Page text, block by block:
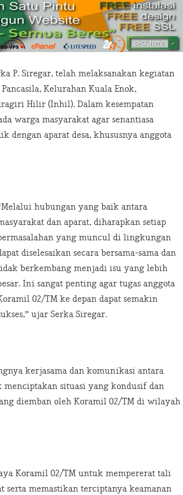
P. Siregar, telah melaksanakan kegiatan
Kelurahan Kuala Enok,
Hilir (Inhil). Dalam kesempatan
warga masyarakat agar senantiasa
dengan aparat desa, khususnya anggota
hubungan yang baik antara
dan aparat, diharapkan setiap
yang muncul di lingkungan
diselesaikan secara bersama-sama dan
berkembang menjadi isu yang lebih
Ini sangat penting agar tugas anggota
02/TM ke depan dapat semakin
ujar Serka Siregar.
kerjasama dan komunikasi antara
menciptakan situasi yang kondusif dan
diemban oleh Koramil 02/TM di wilayah
Koramil 02/TM untuk mempererat tali
serta memastikan terciptanya keamanan